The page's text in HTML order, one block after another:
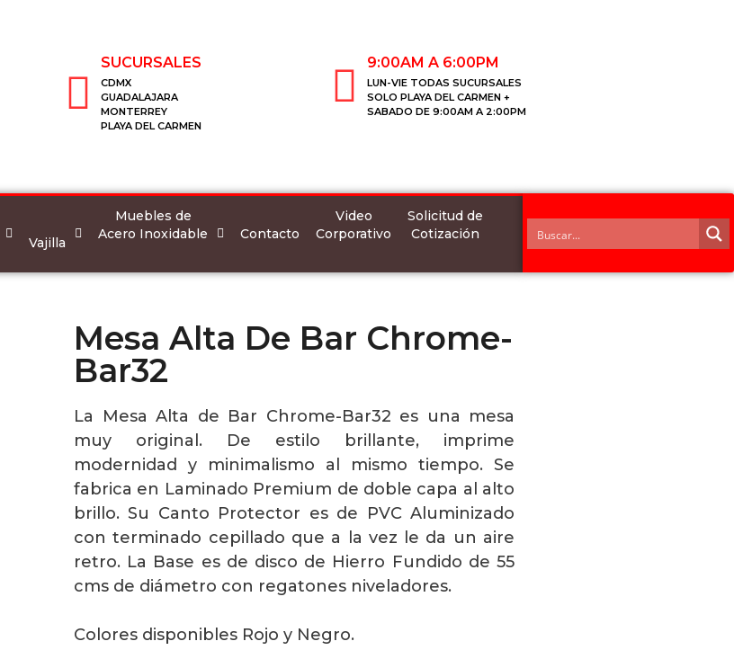
SUCURSALES
CDMX
GUADALAJARA
MONTERREY
PLAYA DEL CARMEN
9:00AM A 6:00PM
LUN-VIE TODAS SUCURSALES
SOLO PLAYA DEL CARMEN +
SABADO DE 9:00AM A 2:00PM
Vajilla
Muebles de
Acero Inoxidable
Contacto
Video
Corporativo
Solicitud de
Cotización
Mesa Alta De Bar Chrome-
Bar32
La Mesa Alta de Bar Chrome-Bar32 es una mesa
muy original. De estilo brillante, imprime
modernidad y minimalismo al mismo tiempo. Se
fabrica en Laminado Premium de doble capa al alto
brillo. Su Canto Protector es de PVC Aluminizado
con terminado cepillado que a la vez le da un aire
retro. La Base es de disco de Hierro Fundido de 55
cms de diámetro con regatones niveladores.
Colores disponibles Rojo y Negro.